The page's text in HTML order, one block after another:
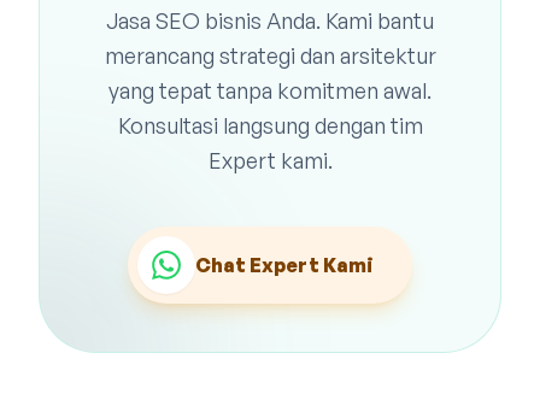
Jasa SEO bisnis Anda. Kami bantu
merancang strategi dan arsitektur
yang tepat tanpa komitmen awal.
Konsultasi langsung dengan tim
Expert kami.
Chat Expert Kami